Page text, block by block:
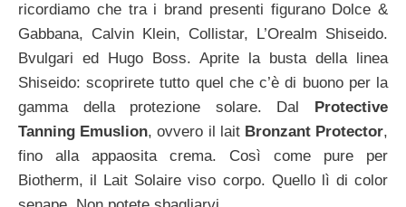
ricordiamo che tra i brand presenti figurano Dolce &
Gabbana, Calvin Klein, Collistar, L’Orealm Shiseido.
Bvulgari ed Hugo Boss. Aprite la busta della linea
Shiseido: scoprirete tutto quel che c’è di buono per la
gamma della protezione solare. Dal
Protective
Tanning Emuslion, ovvero il lait Bronzant Protector,
fino alla appaosita crema. Così come pure per
Biotherm, il Lait Solaire viso corpo. Quello lì di color